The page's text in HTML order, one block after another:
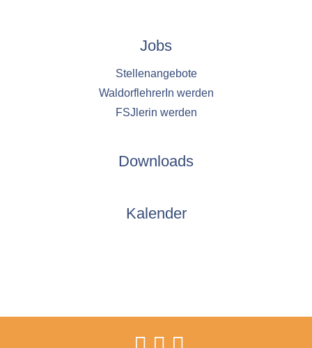
Jobs
Stellenangebote
WaldorflehrerIn werden
FSJlerin werden
Downloads
Kalender